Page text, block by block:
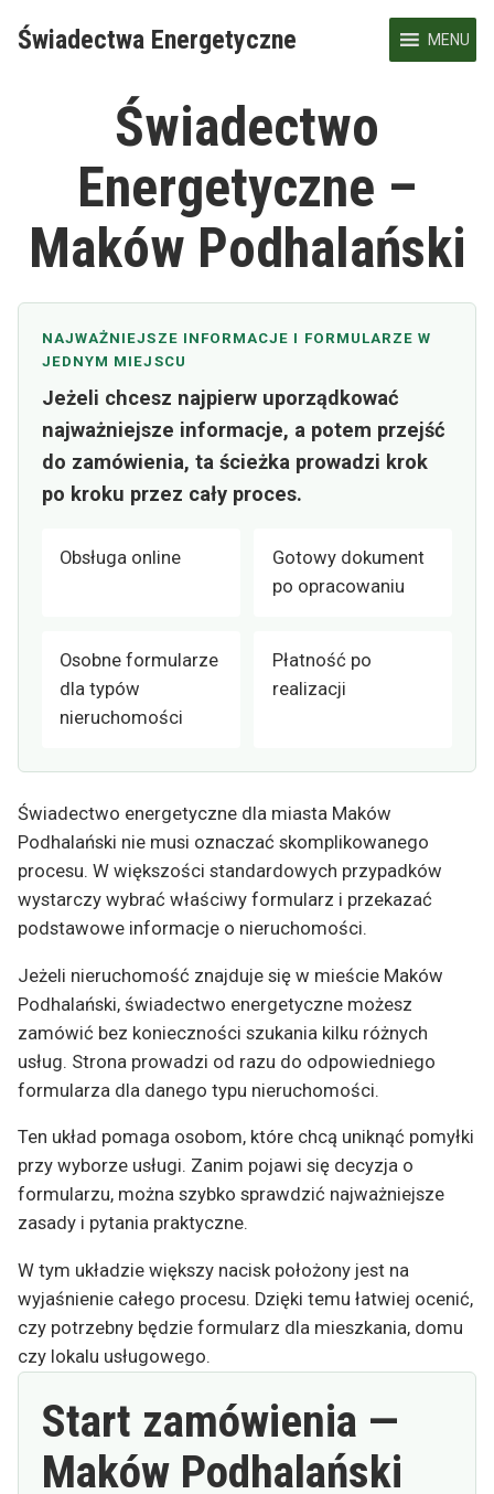
Świadectwa Energetyczne MENU
Świadectwo
Energetyczne –
Maków Podhalański
NAJWAŻNIEJSZE INFORMACJE I FORMULARZE W
JEDNYM MIEJSCU
Jeżeli chcesz najpierw uporządkować
najważniejsze informacje, a potem przejść
do zamówienia, ta ścieżka prowadzi krok
po kroku przez cały proces.
Obsługa online
Gotowy dokument
po opracowaniu
Osobne formularze
dla typów
nieruchomości
Płatność po
realizacji
Świadectwo energetyczne dla miasta Maków
Podhalański nie musi oznaczać skomplikowanego
procesu. W większości standardowych przypadków
wystarczy wybrać właściwy formularz i przekazać
podstawowe informacje o nieruchomości.
Jeżeli nieruchomość znajduje się w mieście Maków
Podhalański, świadectwo energetyczne możesz
zamówić bez konieczności szukania kilku różnych
usług. Strona prowadzi od razu do odpowiedniego
formularza dla danego typu nieruchomości.
Ten układ pomaga osobom, które chcą uniknąć pomyłki
przy wyborze usługi. Zanim pojawi się decyzja o
formularzu, można szybko sprawdzić najważniejsze
zasady i pytania praktyczne.
W tym układzie większy nacisk położony jest na
wyjaśnienie całego procesu. Dzięki temu łatwiej ocenić,
czy potrzebny będzie formularz dla mieszkania, domu
czy lokalu usługowego.
Start zamówienia —
Maków Podhalański